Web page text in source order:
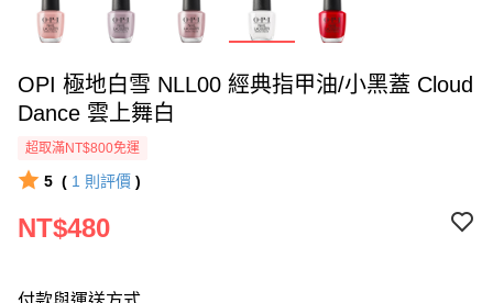
OPI 極地白雪 NLL00 經典指甲油/小黑蓋 Cloud
Dance 雲上舞白
超取滿NT$800免運
5 ( 1 則評價 )
NT$480